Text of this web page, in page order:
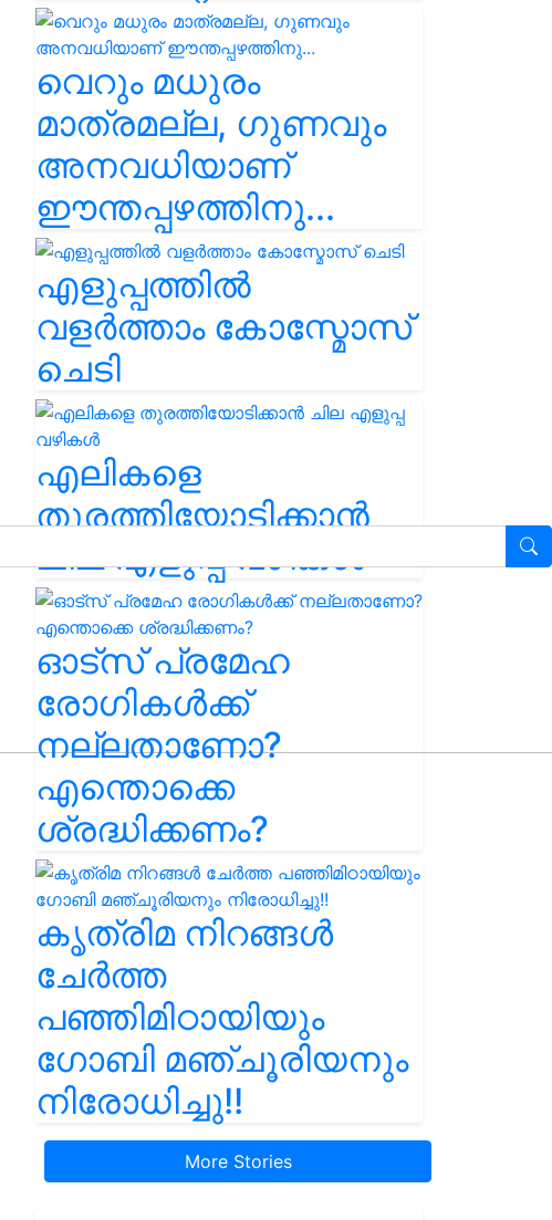
വെറും മധുരം
മാത്രമല്ല, ഗുണവും
അനവധിയാണ്
ഈന്തപ്പഴത്തിനു...
എളുപ്പത്തിൽ
വളർത്താം കോസ്മോസ്
ചെടി
എലികളെ
തുരത്തിയോടിക്കാൻ
ചില എളുപ്പ വഴികൾ
ഓട്സ് പ്രമേഹ
രോഗികൾക്ക്
നല്ലതാണോ?
എന്തൊക്കെ
ശ്രദ്ധിക്കണം?
കൃത്രിമ നിറങ്ങൾ
ചേർത്ത
പഞ്ഞിമിഠായിയും
ഗോബി മഞ്ചൂരിയനും
നിരോധിച്ചു!!
More Stories